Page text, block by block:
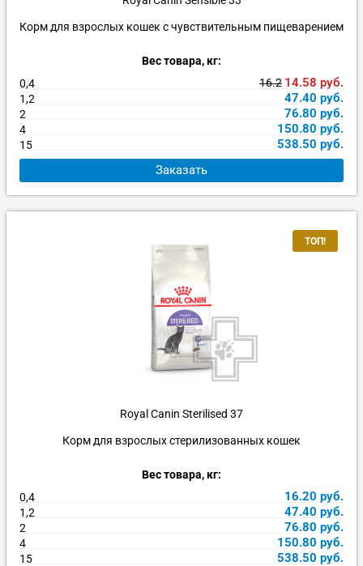
Корм для взрослых кошек с чувствительным пищеварением
Вес товара, кг:
0,4
16.2 14.58 руб.
1,2 47.40 руб.
2 76.80 руб.
4 150.80 руб.
15 538.50 руб.
Заказать
ТОП!
Royal Canin Sterilised 37
Корм для взрослых стерилизованных кошек
Вес товара, кг:
0,4
16.20 руб.
1,2 47.40 руб.
2 76.80 руб.
4 150.80 руб.
15 538.50 руб.